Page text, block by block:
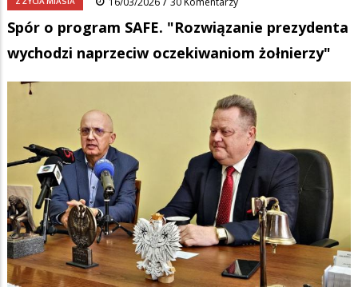
Spór o program SAFE. "Rozwiązanie prezydenta
wychodzi naprzeciw oczekiwaniom żołnierzy"